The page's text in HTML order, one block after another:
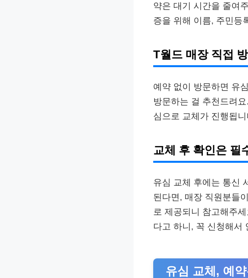
약은 대기 시간을 줄여
증을 위해 이름, 주민등
T월드 매장 직접
예약 없이 방문하면 유
방문하는 걸 추천드려
심으로 교체가 진행됩니
교체 후 확인은 필
유심 교체 후에는 통신
된다면, 매장 직원분들
로 제공되니 참고해주
다고 하니, 꼭 신청해서
유심 교체, 예